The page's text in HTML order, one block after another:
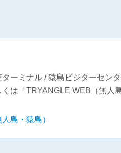
ーミナル / 猿島ビジターセン
は「TRYANGLE WEB（無人
島・猿島）